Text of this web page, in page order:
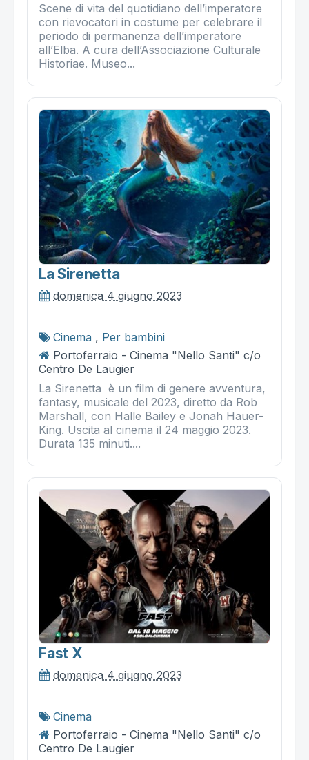
Scene di vita del quotidiano dell’imperatore
con rievocatori in costume per celebrare il
periodo di permanenza dell’imperatore
all’Elba. A cura dell’Associazione Culturale
Historiae. Museo...
La Sirenetta
domenica 4 giugno 2023
Cinema , Per bambini
Portoferraio - Cinema "Nello Santi" c/o
Centro De Laugier
La Sirenetta è un film di genere avventura,
fantasy, musicale del 2023, diretto da Rob
Marshall, con Halle Bailey e Jonah Hauer-
King. Uscita al cinema il 24 maggio 2023.
Durata 135 minuti....
Fast X
domenica 4 giugno 2023
Cinema
Portoferraio - Cinema "Nello Santi" c/o
Centro De Laugier